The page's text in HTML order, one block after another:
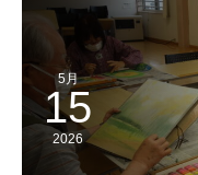
5月
15
2026